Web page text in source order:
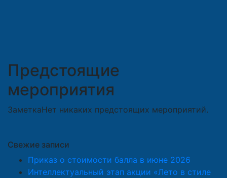
Предстоящие
мероприятия
ЗаметкаНет никаких предстоящих мероприятий.
Свежие записи
Приказ о стоимости балла в июне 2026
Интеллектуальный этап акции «Лето в стиле